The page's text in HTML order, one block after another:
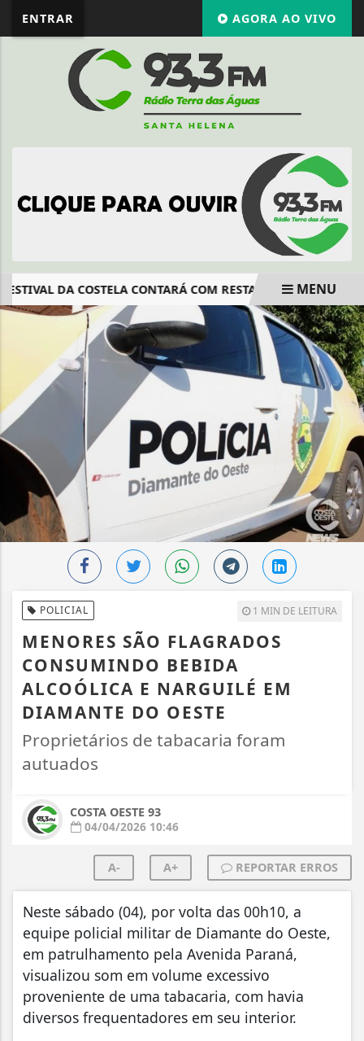
ENTRAR AGORA AO VIVO
DA COSTELA CONTARÁ COM RESTAURANTE EM
EM ALTA
MENU
POLICIAL 1 MIN DE LEITURA
MENORES SÃO FLAGRADOS
CONSUMINDO BEBIDA
ALCOÓLICA E NARGUILÉ EM
DIAMANTE DO OESTE
Proprietários de tabacaria foram
autuados
COSTA OESTE 93
04/04/2026 10:46
A- A+ REPORTAR ERROS
Neste sábado (04), por volta das 00h10, a
equipe policial militar de Diamante do Oeste,
em patrulhamento pela Avenida Paraná,
visualizou som em volume excessivo
proveniente de uma tabacaria, com havia
diversos frequentadores em seu interior.